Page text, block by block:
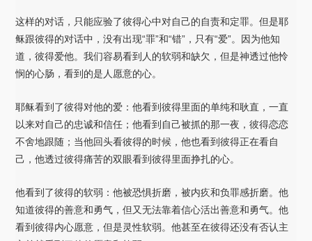
这样的对话，只能应验了彼得心中对自己的自责和定罪。但是耶
稣跟彼得的对话中，没有出现“罪”和“错”，只有“爱”。因为他知
道，彼得爱他。我们容易看到人的软弱和缺欠，但是神透过他怜
悯的心肠，看到的是人愿意的心。
耶稣看到了彼得对他的爱：他看到彼得里面的单纯和耿直，一直
以来对自己的忠诚和信任；他看到自己被抓的那一夜，彼得恋恋
不舍地跟随；当他回头看彼得的时候，他也看到彼得正在看自
己，他透过彼得痛苦的双眼看到彼得里面挣扎的心。
他看到了彼得的软弱：他被恐惧折磨，被内疚和负罪感折磨。他
知道彼得的善意和勇气，但又无法靠着信心活出善意和勇气。他
看到彼得内心愿意，但是灵性软弱。他甚至在彼得还没有否认主